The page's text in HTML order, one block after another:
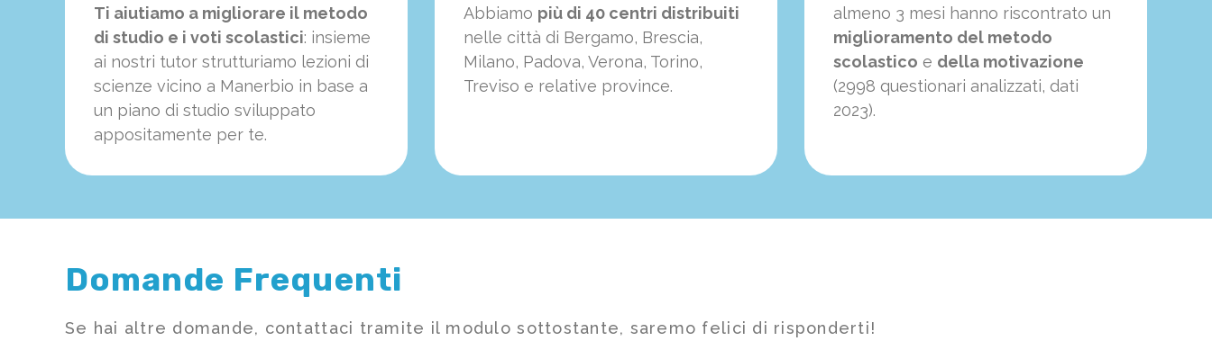
Ti aiutiamo a migliorare il metodo
di studio e i voti scolastici: insieme
ai nostri tutor strutturiamo lezioni di
scienze vicino a Manerbio in base a
un piano di studio sviluppato
appositamente per te.
Abbiamo più di 40 centri distribuiti
nelle città di Bergamo, Brescia,
Milano, Padova, Verona, Torino,
Treviso e relative province.
almeno 3 mesi hanno riscontrato un
miglioramento del metodo
scolastico e della motivazione
(2998 questionari analizzati, dati
2023).
Domande Frequenti
Se hai altre domande, contattaci tramite il modulo sottostante, saremo felici di risponderti!